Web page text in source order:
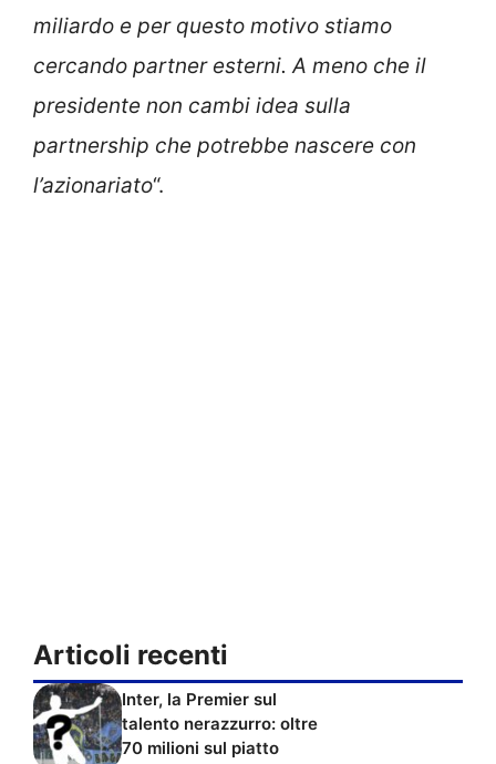
miliardo e per questo motivo stiamo
cercando partner esterni. A meno che il
presidente non cambi idea sulla
partnership che potrebbe nascere con
l’azionariato“.
Articoli recenti
Inter, la Premier sul
talento nerazzurro: oltre
70 milioni sul piatto